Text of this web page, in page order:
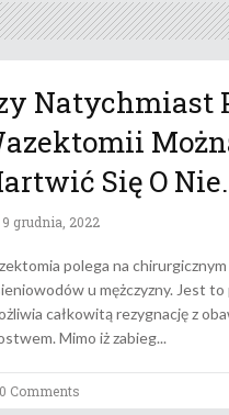
Natychmiast
Się O
9 grudnia, 2022
polega na
u mężczyzny. Jest
całkowitą rezygnację z
Mimo iż zabieg
0 Comments